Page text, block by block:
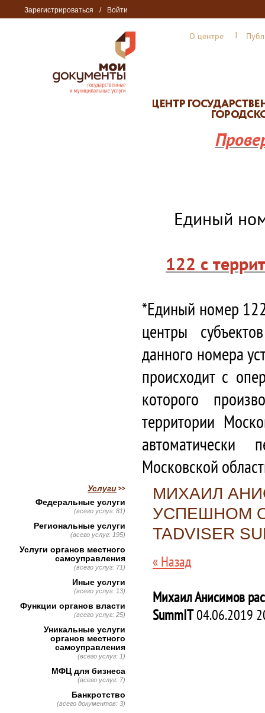
Зарегистрироваться / Войти
О центре
Единый
122 с
*Единый номер
центры
данного номера
происходит с
которого
территории
автоматически
Московской
МИХАИЛ
УСПЕШНОМ
TADVISER
« Назад
Михаил Анисимов
SummIT04.06.2019
Услуги
Федеральные услуги
(всего услуг: 81)
Региональные услуги
(всего услуг: 195)
Услуги органов местного
самоуправления
(всего услуг: 71)
Иные услуги
(всего услуг: 13)
Функции органов власти
(всего услуг: 25)
Уникальные услуги
органов местного
самоуправления
(всего услуг: 1)
МФЦ для бизнеса
(всего услуг: 7)
Банкротство
(всего документов: 3)